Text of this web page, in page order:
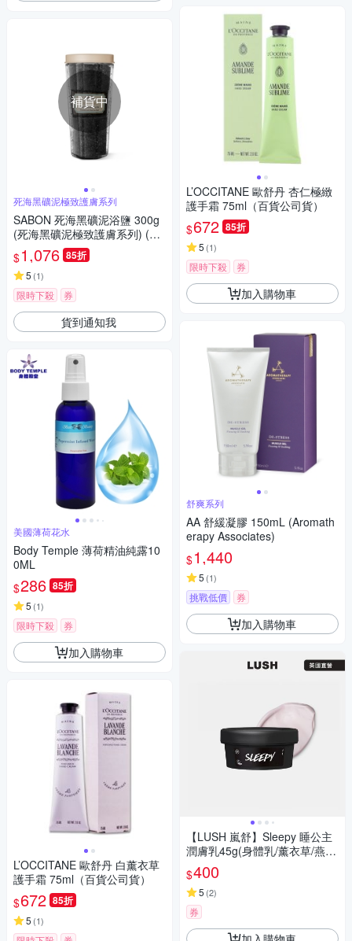
補貨中
死海黑礦泥極致護膚系列
SABON 死海黑礦泥浴鹽 300g
(死海黑礦泥極致護膚系列) (專
櫃公司貨)
$1,076 85折
5 (1)
限時下殺 券
貨到通知我
美國薄荷花水
Body Temple 薄荷精油純露10
0ML
$286 85折
5 (1)
限時下殺 券
加入購物車
L’OCCITANE 歐舒丹 白薰衣草
護手霜 75ml（百貨公司貨）
$672 85折
5 (1)
L’OCCITANE 歐舒丹 杏仁極緻
護手霜 75ml（百貨公司貨）
$672 85折
5 (1)
限時下殺 券
加入購物車
舒爽系列
AA 舒緩凝膠 150mL (Aromath
erapy Associates)
$1,440
5 (1)
挑戰低價 券
加入購物車
【LUSH 嵐舒】Sleepy 睡公主
潤膚乳45g(身體乳/薰衣草/燕
麥/零陵香/依蘭依蘭)
$400
5 (2)
券